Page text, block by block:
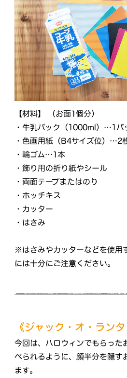
【材料】 （お面1個分）
・牛乳パック（1000ml）…1パ
・色画用紙（B4サイズ位）…2
・輪ゴム…1本
・飾り用の折り紙やシール
・両面テープまたはのり
・ホッチキス
・カッター
・はさみ
※はさみやカッターなどを使用
には十分にご注意ください。
《ジャック・オ・ランタ
今回は、ハロウィンでもらった
べられるように、顔半分を隠す
ます。